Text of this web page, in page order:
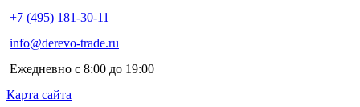
+7 (495) 181-30-11
info@derevo-trade.ru
Ежедневно с 8:00 до 19:00
Карта сайта